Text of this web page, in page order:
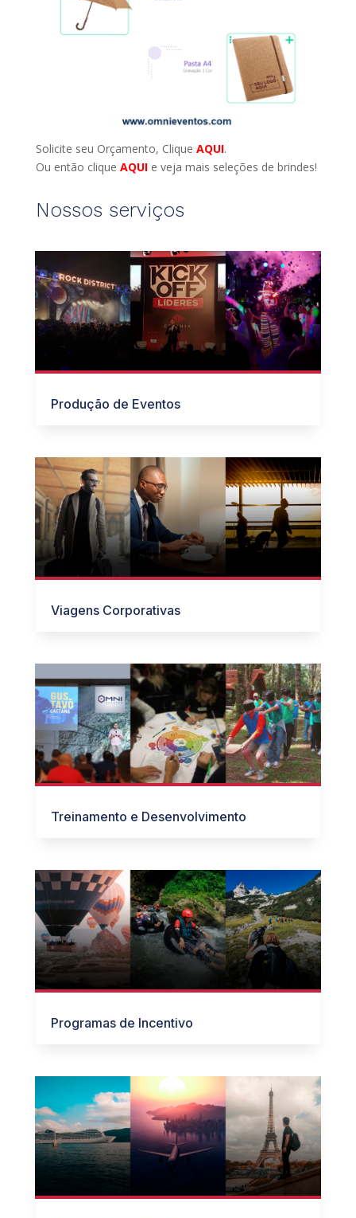
Solicite seu Orçamento, Clique AQUI.
Ou então clique AQUIe veja mais seleções de brindes!
Nossos serviços
Produção de Eventos
Viagens Corporativas
Treinamento e Desenvolvimento
Programas de Incentivo